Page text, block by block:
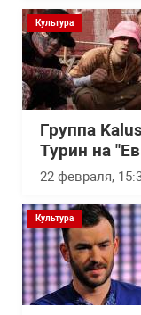
Культура
Группа
Турин на
22 февраля,
Культура